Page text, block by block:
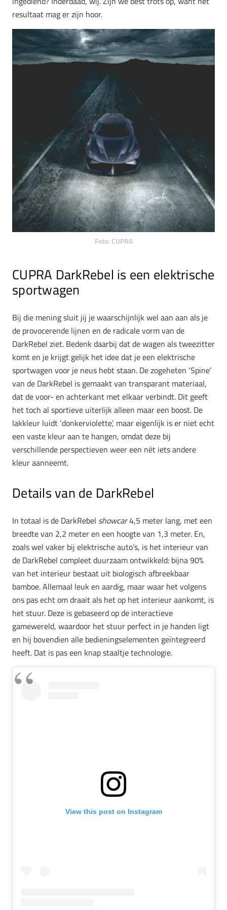
resultaat mag er zijn hoor.
Foto: CUPRA
CUPRA DarkRebel is een elektrische
sportwagen
Bij die mening sluit jij je waarschijnlijk wel aan aan als je
de provocerende lijnen en de radicale vorm van de
DarkRebel ziet. Bedenk daarbij dat de wagen als tweezitter
komt en je krijgt gelijk het idee dat je een elektrische
sportwagen voor je neus hebt staan. De zogeheten ‘Spine’
van de DarkRebel is gemaakt van transparant materiaal,
dat de voor- en achterkant met elkaar verbindt. Dit geeft
het toch al sportieve uiterlijk alleen maar een boost. De
lakkleur luidt ‘donkerviolette’, maar eigenlijk is er niet echt
een vaste kleur aan te hangen, omdat deze bij
verschillende perspectieven weer een nét iets andere
kleur aanneemt.
Details van de DarkRebel
In totaal is de DarkRebel showcar4,5 meter lang, met een
breedte van 2,2 meter en een hoogte van 1,3 meter. En,
zoals wel vaker bij elektrische auto’s, is het interieur van
de DarkRebel compleet duurzaam ontwikkeld: bijna 90%
van het interieur bestaat uit biologisch afbreekbaar
bamboe. Allemaal leuk en aardig, maar waar het volgens
ons pas echt om draait als het op het interieur aankomt, is
het stuur. Deze is gebaseerd op de interactieve
gamewereld, waardoor het stuur perfect in je handen ligt
en hij bovendien alle bedieningselementen geïntegreerd
heeft. Dat is pas een knap staaltje technologie.
View this post on Instagram